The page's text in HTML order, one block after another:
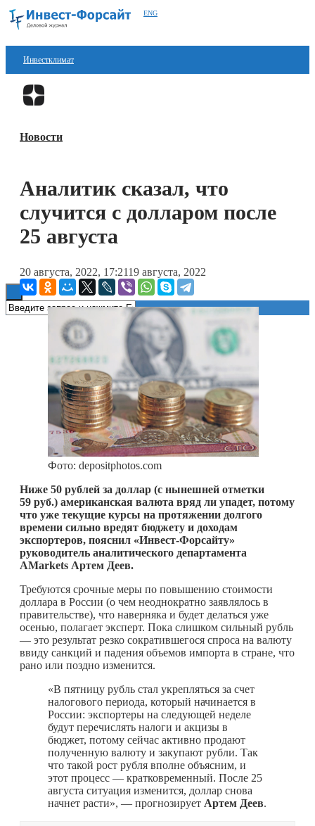
ENG
Инвестклимат
Финансы
Блокчейн
ESG
Новости
Аналитик сказал, что
случится с долларом после
25 августа
20 августа, 2022, 17:2119 августа, 2022
Фото: depositphotos.com
Ниже 50 рублей за доллар (с нынешней отметки
59 руб.) американская валюта вряд ли упадет, потому
что уже текущие курсы на протяжении долгого
времени сильно вредят бюджету и доходам
экспортеров, пояснил «Инвест-Форсайту»
руководитель аналитического департамента
AMarkets Артем Деев.
Требуются срочные меры по повышению стоимости
доллара в России (о чем неоднократно заявлялось в
правительстве), что наверняка и будет делаться уже
осенью, полагает эксперт. Пока слишком сильный рубль
— это результат резко сократившегося спроса на валюту
ввиду санкций и падения объемов импорта в стране, что
рано или поздно изменится.
«В пятницу рубль стал укрепляться за счет
налогового периода, который начинается в
России: экспортеры на следующей неделе
будут перечислять налоги и акцизы в
бюджет, потому сейчас активно продают
полученную валюту и закупают рубли. Так
что такой рост рубля вполне объясним, и
этот процесс — кратковременный. После 25
августа ситуация изменится, доллар снова
начнет расти», — прогнозирует Артем Деев.